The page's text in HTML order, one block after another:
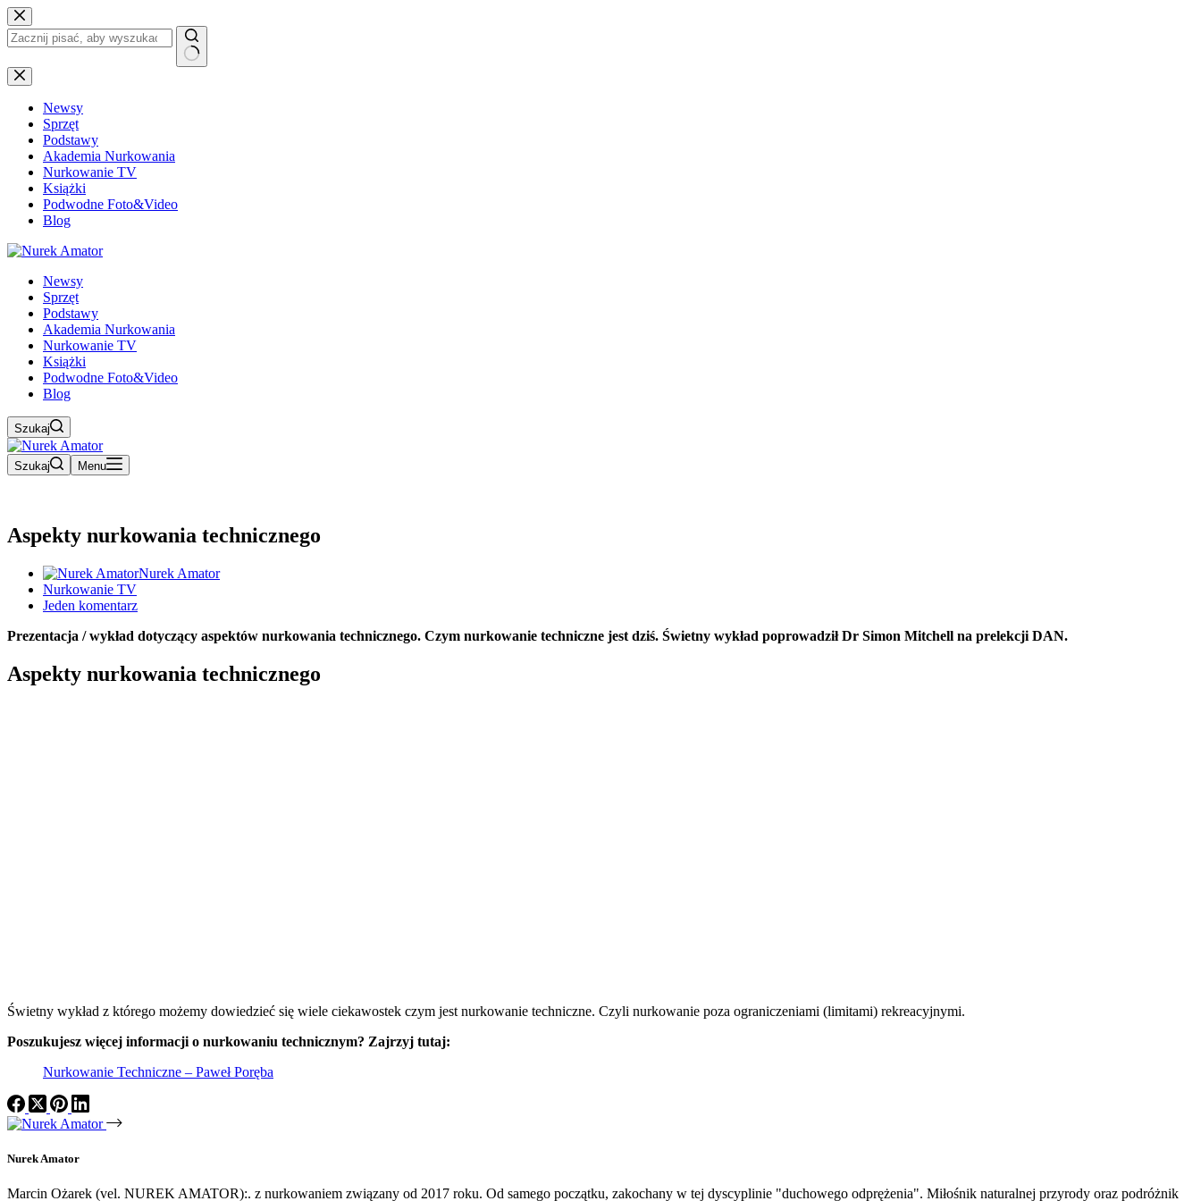
Przejdź
do
treści
Brak
wyników
Newsy
Sprzęt
Podstawy
Akademia Nurkowania
Nurkowanie TV
Książki
Podwodne Foto&Video
Blog
Newsy
Sprzęt
Podstawy
Akademia Nurkowania
Nurkowanie TV
Książki
Podwodne Foto&Video
Blog
Szukaj
Szukaj Menu
Aspekty nurkowania technicznego
Nurek Amator
Nurkowanie TV
Jeden komentarz
Prezentacja / wykład dotyczący aspektów nurkowania technicznego. Czym nurkowanie techniczne jest dziś. Świetny wykład poprowadził Dr Simon Mitchell na prelekcji DAN.
Aspekty nurkowania technicznego
Świetny wykład z którego możemy dowiedzieć się wiele ciekawostek czym jest nurkowanie techniczne. Czyli nurkowanie poza ograniczeniami (limitami) rekreacyjnymi.
Poszukujesz więcej informacji o nurkowaniu technicznym? Zajrzyj tutaj:
Nurkowanie Techniczne – Paweł Poręba
Nurek Amator
Marcin Ożarek (vel. NUREK AMATOR):. z nurkowaniem związany od 2017 roku. Od samego początku, zakochany w tej dyscyplinie "duchowego odprężenia". Miłośnik naturalnej przyrody oraz podróżnik